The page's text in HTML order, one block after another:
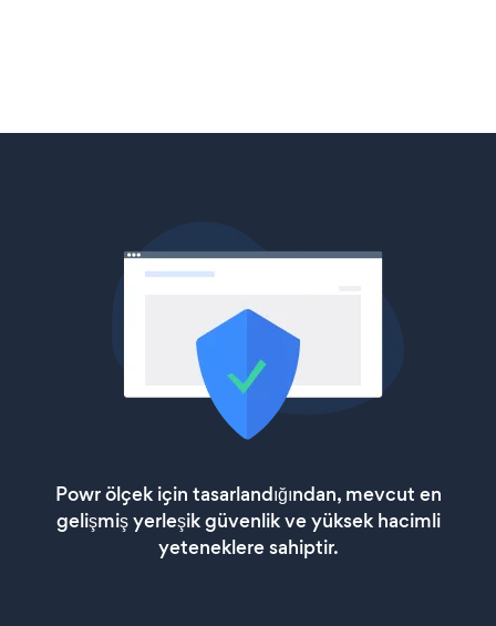
Powr ölçek için tasarlandığından, mevcut en
gelişmiş yerleşik güvenlik ve yüksek hacimli
yeteneklere sahiptir.